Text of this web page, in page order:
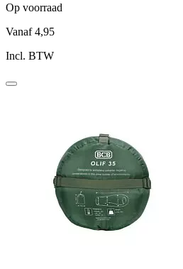
Op voorraad
Vanaf 4,95
Incl. BTW